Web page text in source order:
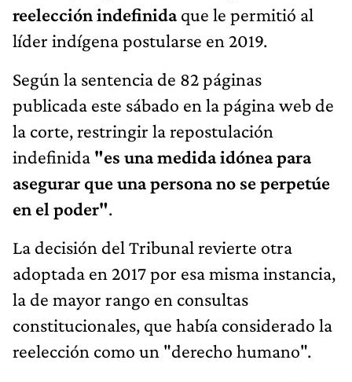
reelección indefinidaque le permitió al
líder indígena postularse en 2019.
Según la sentencia de 82 páginas
publicada este sábado en la página web de
la corte, restringir la repostulación
indefinida "es una medida idónea para
asegurar que una persona no se perpetúe
en el poder".
La decisión del Tribunal revierte otra
adoptada en 2017 por esa misma instancia,
la de mayor rango en consultas
constitucionales, que había considerado la
reelección como un "derecho humano".